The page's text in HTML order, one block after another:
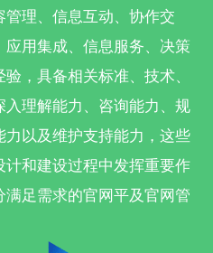
理、信息互动、协作交
用集成、信息服务、决策
，具备相关标准、技术、
理解能力、咨询能力、规
以及维护支持能力，这些
和建设过程中发挥重要作
足需求的官网平及官网管